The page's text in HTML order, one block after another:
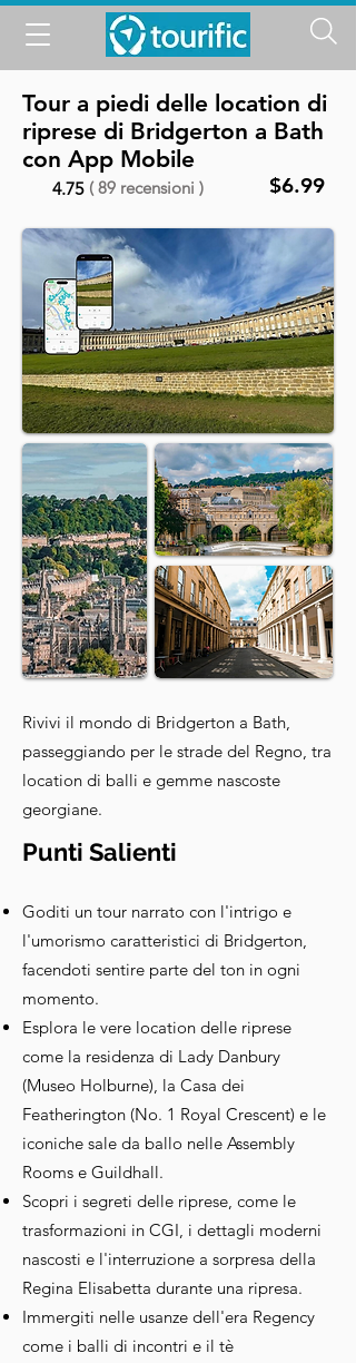
Tour a piedi delle location di
riprese di Bridgerton a Bath
con App Mobile
4.75 ( 89 recensioni ) $6.99
Rivivi il mondo di Bridgerton a Bath,
passeggiando per le strade del Regno, tra
location di balli e gemme nascoste
georgiane.
Punti Salienti
Goditi un tour narrato con l'intrigo e
l'umorismo caratteristici di Bridgerton,
facendoti sentire parte del ton in ogni
momento.
Esplora le vere location delle riprese
come la residenza di Lady Danbury
(Museo Holburne), la Casa dei
Featherington (No. 1 Royal Crescent) e le
iconiche sale da ballo nelle Assembly
Rooms e Guildhall.
Scopri i segreti delle riprese, come le
trasformazioni in CGI, i dettagli moderni
nascosti e l'interruzione a sorpresa della
Regina Elisabetta durante una ripresa.
Immergiti nelle usanze dell'era Regency
come i balli di incontri e il tè